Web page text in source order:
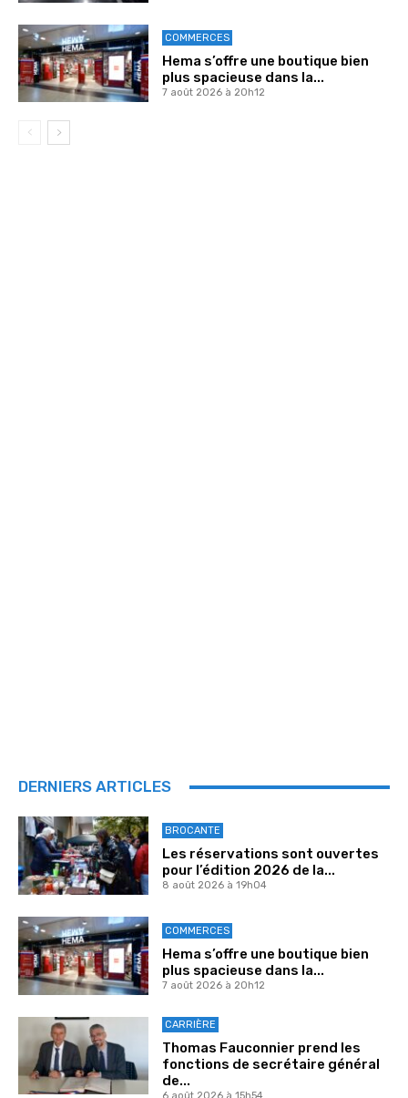
COMMERCES
Hema s’offre une boutique bien
plus spacieuse dans la...
7 août 2026 à 20h12
DERNIERS ARTICLES
BROCANTE
Les réservations sont ouvertes
pour l’édition 2026 de la...
8 août 2026 à 19h04
COMMERCES
Hema s’offre une boutique bien
plus spacieuse dans la...
7 août 2026 à 20h12
CARRIÈRE
Thomas Fauconnier prend les
fonctions de secrétaire général
de...
6 août 2026 à 15h54